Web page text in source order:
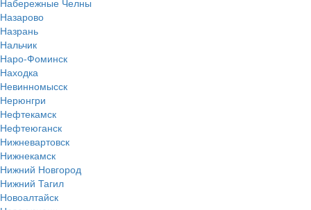
Набережные Челны
Назарово
Назрань
Нальчик
Наро-Фоминск
Находка
Невинномысск
Нерюнгри
Нефтекамск
Нефтеюганск
Нижневартовск
Нижнекамск
Нижний Новгород
Нижний Тагил
Новоалтайск